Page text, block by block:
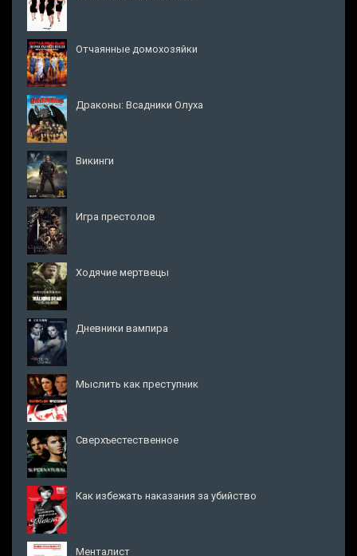
Отчаянные домохозяйки
Драконы: Всадники Олуха
Викинги
Игра престолов
Ходячие мертвецы
Дневники вампира
Мыслить как преступник
Сверхъестественное
Как избежать наказания за убийство
Менталист